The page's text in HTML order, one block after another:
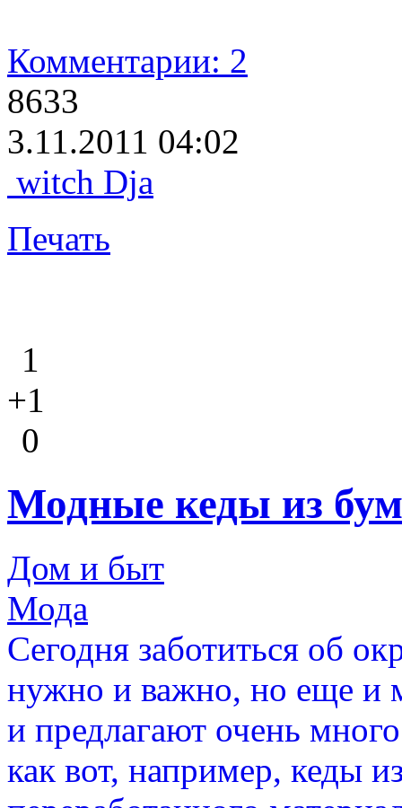
Комментарии: 2
8633
3.11.2011 04:02
witch Dja
Печать
1
+1
0
Модные кеды из
Дом и быт
Мода
Сегодня заботиться об
нужно и важно, но еще и
и предлагают очень
как вот, например, кеды